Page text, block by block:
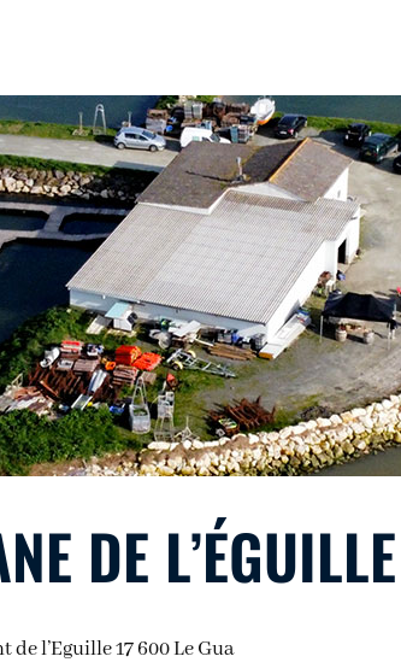
DE L’ÉGUILLE
de l’Eguille 17 600 Le Gua